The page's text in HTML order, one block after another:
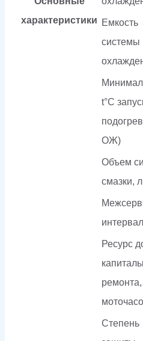
характеристики Емкость
системы
t°С
ОЖ)
Объем
смазки, л
Ресурс
ремонта,
Степень